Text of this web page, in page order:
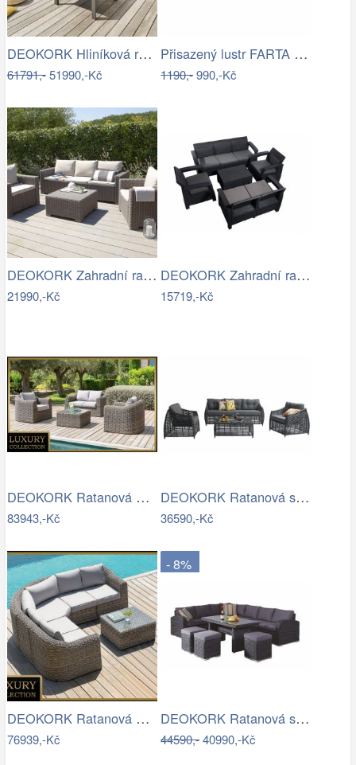
DEOKORK Hliníková rohová sestava…
61791,-51990,-Kč
Přisazený lustr FARTA 5xE27/60W/230V…
1190,-990,-Kč
DEOKORK Zahradní ratanová sestava…
21990,-Kč
DEOKORK Zahradní ratanová sestava …
15719,-Kč
DEOKORK Ratanová modulová sestava…
83943,-Kč
DEOKORK Ratanová sestava CHARLOTTE …
36590,-Kč
DEOKORK Ratanová modulová sestava…
76939,-Kč
- 8%
DEOKORK Ratanová sestava NAOMI antracit…
44590,-40990,-Kč